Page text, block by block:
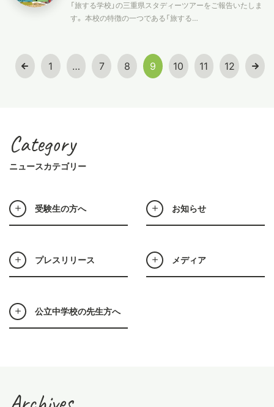
「旅する学校」の三重県スタディーツアーをご報告いたしま
す。 本校の特徴の一つである「旅する…
1 … 7 8 9 10 11 12
Category
ニュースカテゴリー
受験生の方へ お知らせ
プレスリリース メディア
公立中学校の先生方へ